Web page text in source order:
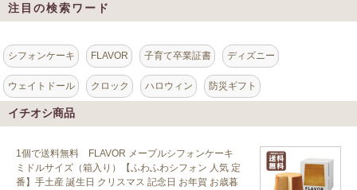
注目の検索ワード
シフォンケーキ FLAVOR 子育て卒業証書 ディズニー
ウェイトドール クロック ハロウィン 防災ギフト
イチオシ商品
1個で送料無料 FLAVOR メープルシフォンケーキ
ミドルサイズ（箱入り）【ふわふわシフォン 人気 定
番】手土産 誕生日 クリスマス 記念日 お年賀 お歳暮